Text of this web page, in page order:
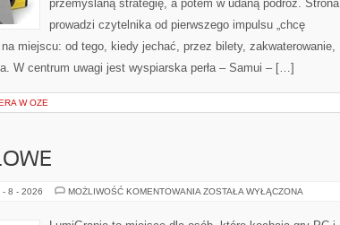
przemyślaną strategię, a potem w udaną podróż. Strona
prowadzi czytelnika od pierwszego impulsu „chcę
miejscu: od tego, kiedy jechać, przez bilety, zakwaterowanie,
W centrum uwagi jest wyspiarska perła – Samui – […]
W OZE
- 8 - 2026 MOŻLIWOŚĆ KOMENTOWANIA GRY
ZOSTAŁA WYŁĄCZONA